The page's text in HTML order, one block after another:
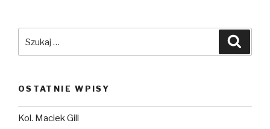
OSTATNIE WPISY
Kol. Maciek Gill